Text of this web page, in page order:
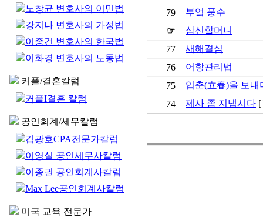
노창균 변호사의 이민법
강지나 변호사의 가정법
이종건 변호사의 한국법
이화경 변호사의 노동법
커플/결혼칼럼
커플I결혼 칼럼
공인회계/세무칼럼
김광호CPA전문가칼럼
이영실 공인세무사칼럼
이종권 공인회계사칼럼
Max Lee공인회계사칼럼
미국 교육 전문가
79
부엌 풍수
☞
삼신할머니
77
새해결심
76
어항관리법
75
입춘(立春)을 보내
74
제사 좀 지냅시다